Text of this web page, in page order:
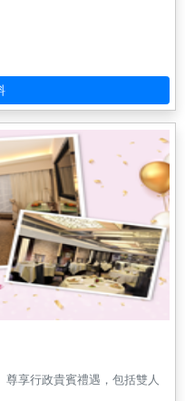
享行政貴賓禮遇，包括雙人